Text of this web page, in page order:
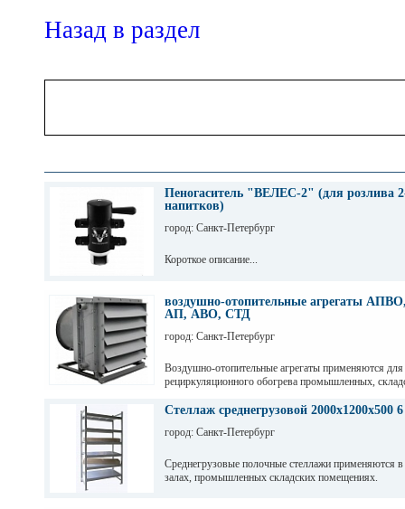
Назад в раздел
Пеногаситель "ВЕЛЕС-2" (для розлива
напитков)
город: Санкт-Петербург
Короткое описание...
воздушно-отопительные агрегаты
АП, АВО, СТД
город: Санкт-Петербург
Воздушно-отопительные агрегаты применяются для
рециркуляционного обогрева промышленных,
Стеллаж среднегрузовой 2000х1200х500
город: Санкт-Петербург
Среднегрузовые полочные стеллажи применяются
залах, промышленных складских помещениях.